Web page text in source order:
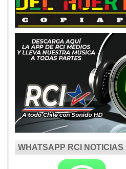
WHATSAPP RCI NOTICIAS